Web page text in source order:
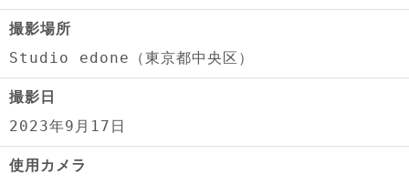
撮影場所
Studio edone（東京都中央区）
撮影日
2023年9月17日
使用カメラ